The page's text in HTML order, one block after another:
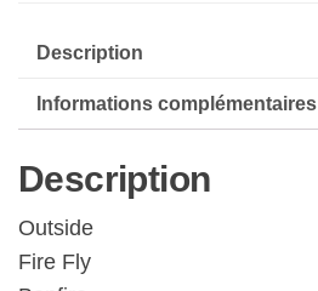
Description
Informations complémentaires
Description
Outside
Fire Fly